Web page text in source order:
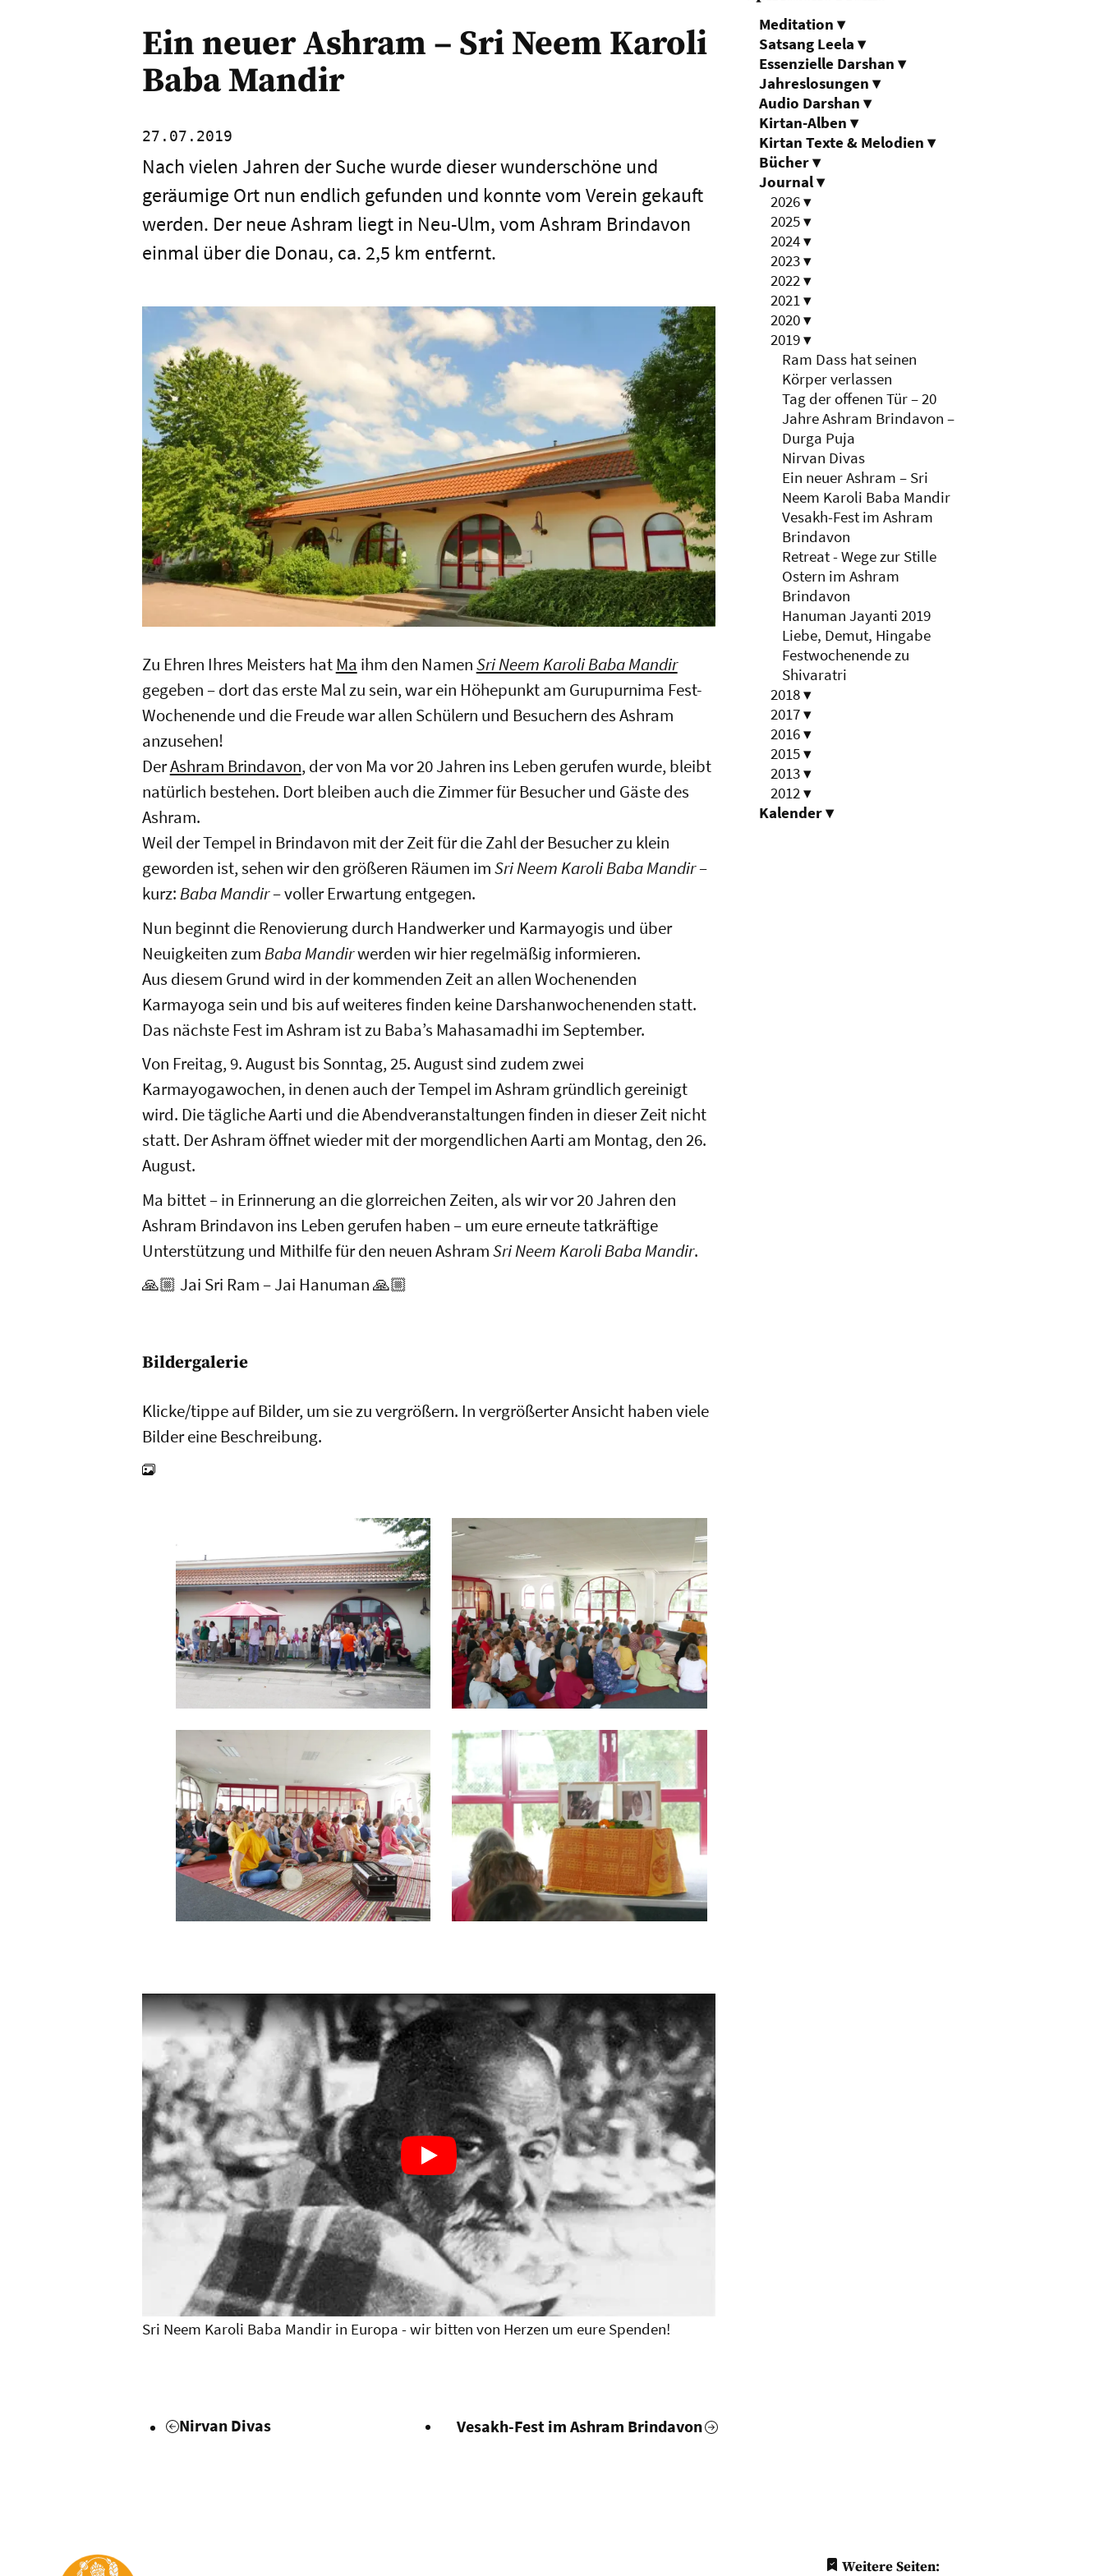
Ein neuer Ashram – Sri Neem Karoli
Baba Mandir
27.07.2019
Nach vielen Jahren der Suche wurde dieser wunderschöne und
geräumige Ort nun endlich gefunden und konnte vom Verein gekauft
werden. Der neue Ashram liegt in Neu-Ulm, vom Ashram Brindavon
einmal über die Donau, ca. 2,5 km entfernt.
Zu Ehren Ihres Meisters hatMa ihm den NamenSri Neem Karoli Baba Mandir
gegeben – dort das erste Mal zu sein, war ein Höhepunkt am Gurupurnima Fest-
Wochenende und die Freude war allen Schülern und Besuchern des Ashram
anzusehen!
DerAshram Brindavon, der von Ma vor 20 Jahren ins Leben gerufen wurde, bleibt
natürlich bestehen. Dort bleiben auch die Zimmer für Besucher und Gäste des
Ashram.
Weil der Tempel in Brindavon mit der Zeit für die Zahl der Besucher zu klein
geworden ist, sehen wir den größeren Räumen imSri Neem Karoli Baba Mandir–
kurz:Baba Mandir– voller Erwartung entgegen.
Nun beginnt die Renovierung durch Handwerker und Karmayogis und über
Neuigkeiten zumBaba Mandirwerden wir hier regelmäßig informieren.
Aus diesem Grund wird in der kommenden Zeit an allen Wochenenden
Karmayoga sein und bis auf weiteres finden keine Darshanwochenenden statt.
Das nächste Fest im Ashram ist zu Baba’s Mahasamadhi im September.
Von Freitag, 9. August bis Sonntag, 25. August sind zudem zwei
Karmayogawochen, in denen auch der Tempel im Ashram gründlich gereinigt
wird. Die tägliche Aarti und die Abendveranstaltungen finden in dieser Zeit nicht
statt. Der Ashram öffnet wieder mit der morgendlichen Aarti am Montag, den 26.
August.
Ma bittet – in Erinnerung an die glorreichen Zeiten, als wir vor 20 Jahren den
Ashram Brindavon ins Leben gerufen haben – um eure erneute tatkräftige
Unterstützung und Mithilfe für den neuen AshramSri Neem Karoli Baba Mandir.
🙏🏼 Jai Sri Ram – Jai Hanuman 🙏🏼
Bildergalerie
Klicke/tippe auf Bilder, um sie zu vergrößern. In vergrößerter Ansicht haben viele
Bilder eine Beschreibung.
Sri Neem Karoli Baba Mandir in Europa - wir bitten von Herzen um eure Spenden!
Nirvan Divas Vesakh-Fest im Ashram Brindavon
Meditation▾
Satsang Leela▾
Essenzielle Darshan▾
Jahreslosungen▾
Audio Darshan▾
Kirtan-Alben▾
Kirtan Texte & Melodien▾
Bücher▾
Journal▾
2026▾
2025▾
2024▾
2023▾
2022▾
2021▾
2020▾
2019▾
Ram Dass hat seinen
Körper verlassen
Tag der offenen Tür – 20
Jahre Ashram Brindavon –
Durga Puja
Nirvan Divas
Ein neuer Ashram – Sri
Neem Karoli Baba Mandir
Vesakh-Fest im Ashram
Brindavon
Retreat - Wege zur Stille
Ostern im Ashram
Brindavon
Hanuman Jayanti 2019
Liebe, Demut, Hingabe
Festwochenende zu
Shivaratri
2018▾
2017▾
2016▾
2015▾
2013▾
2012▾
Kalender▾
Weitere Seiten: